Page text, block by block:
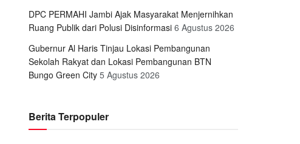
DPC PERMAHI Jambi Ajak Masyarakat Menjernihkan
Ruang Publik dari Polusi Disinformasi 6 Agustus 2026
Gubernur Al Haris Tinjau Lokasi Pembangunan
Sekolah Rakyat dan Lokasi Pembangunan BTN
Bungo Green City 5 Agustus 2026
Berita Terpopuler